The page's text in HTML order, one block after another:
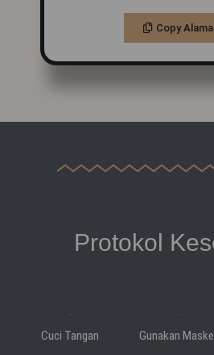
Copy
Protokol
Cuci Tangan Gunakan